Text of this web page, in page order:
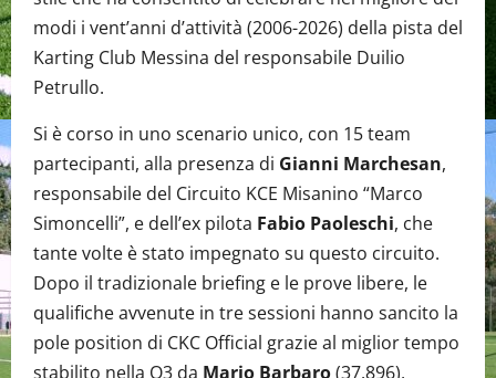
modi i vent’anni d’attività (2006-2026) della pista del
Karting Club Messina del responsabile Duilio
Petrullo.
Si è corso in uno scenario unico, con 15 team
partecipanti, alla presenza di Gianni Marchesan,
responsabile del Circuito KCE Misanino “Marco
Simoncelli”, e dell’ex pilota Fabio Paoleschi, che
tante volte è stato impegnato su questo circuito.
Dopo il tradizionale briefing e le prove libere, le
qualifiche avvenute in tre sessioni hanno sancito la
pole position di CKC Official grazie al miglior tempo
stabilito nella Q3 da Mario Barbaro(37.896),